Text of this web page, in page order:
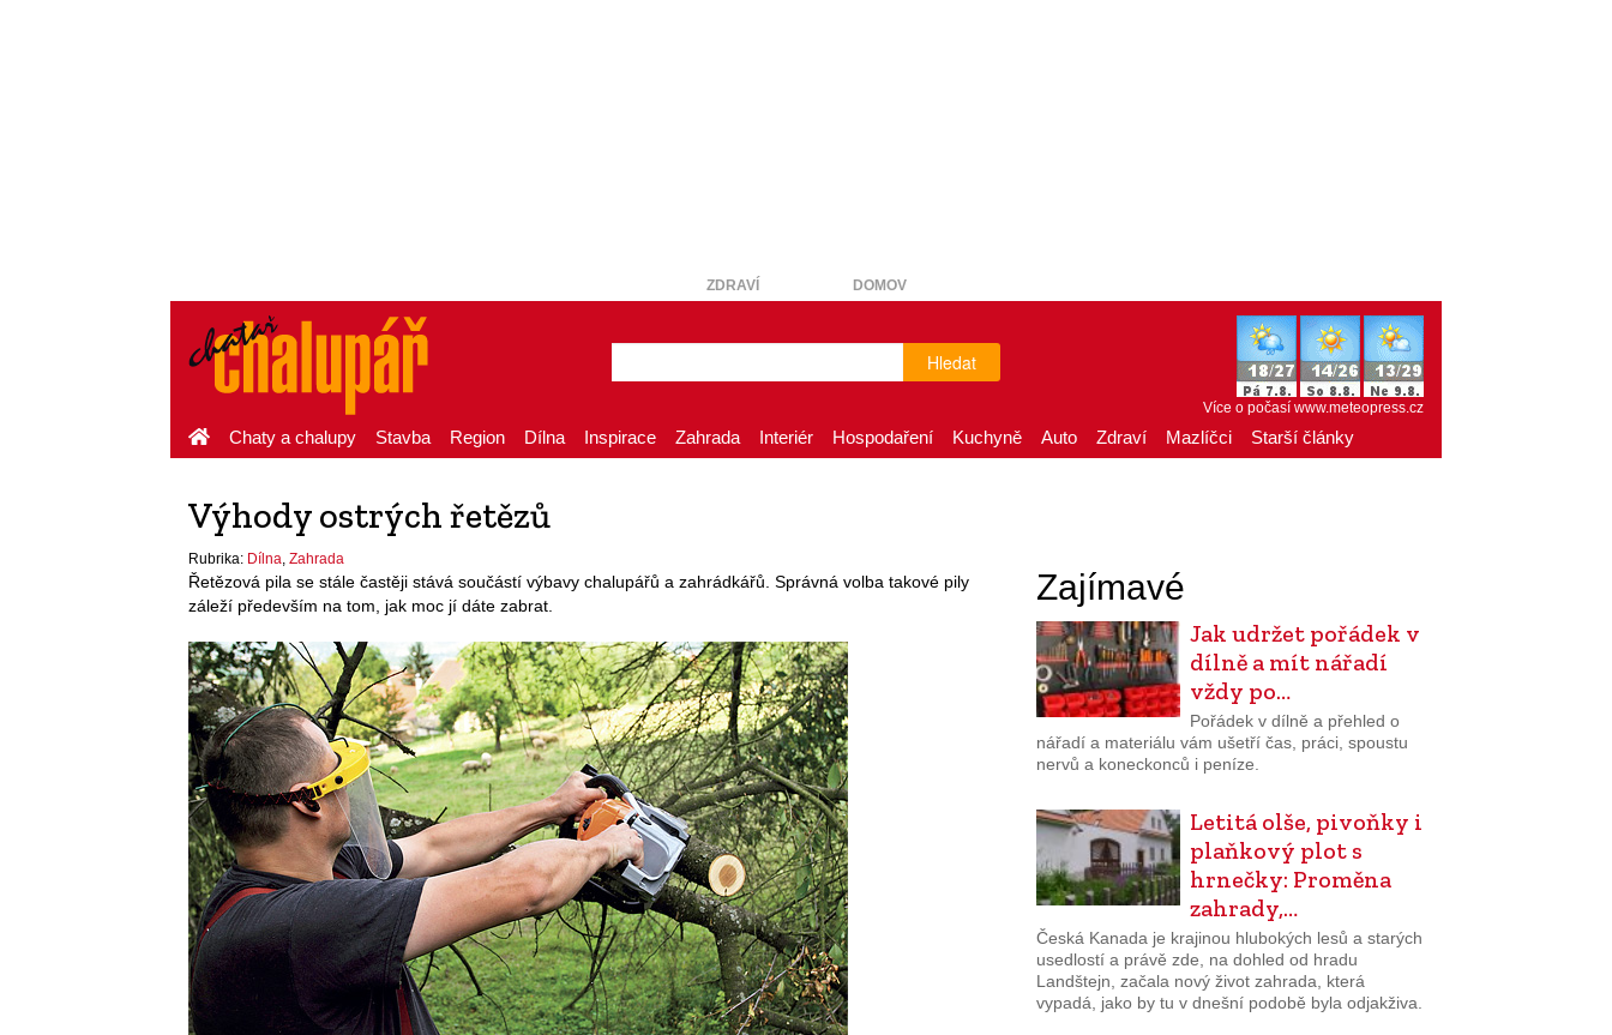
ZDRAVÍ DOMOV
Hledat
Více o počasí www.meteopress.cz
Chaty a chalupy Stavba Region Dílna Inspirace Zahrada Interiér Hospodaření Kuchyně Auto Zdraví Mazlíčci Starší články
Výhody ostrých řetězů
Rubrika: Dílna Zahrada
Řetězová pila se stále častěji stává součástí výbavy chalupářů a zahrádkářů. Správná volba takové pily
záleží především na tom, jak moc jí dáte zabrat.
Zajímavé
Jak udržet pořádek v
dílně a mít nářadí
vždy po…
Pořádek v dílně a přehled o
nářadí a materiálu vám ušetří čas, práci, spoustu
nervů a koneckonců i peníze.
Letitá olše, pivoňky i
plaňkový plot s
hrnečky: Proměna
zahrady,…
Česká Kanada je krajinou hlubokých lesů a starých
usedlostí a právě zde, na dohled od hradu
Landštejn, začala nový život zahrada, která
vypadá, jako by tu v dnešní podobě byla odjakživa.